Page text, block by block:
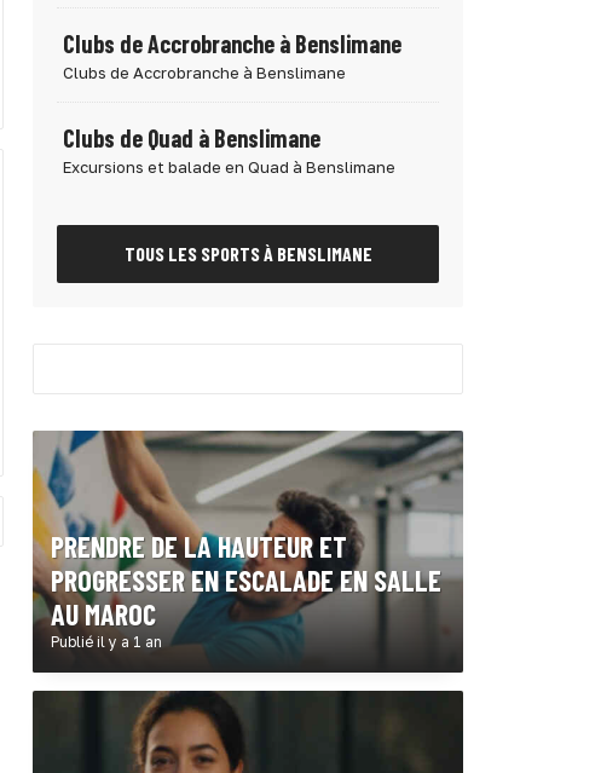
Clubs de Accrobranche à Benslimane
Clubs de Accrobranche à Benslimane
Clubs de Quad à Benslimane
Excursions et balade en Quad à Benslimane
TOUS LES SPORTS À BENSLIMANE
PRENDRE DE LA HAUTEUR ET
PROGRESSER EN ESCALADE EN SALLE
AU MAROC
Publié il y a 1 an